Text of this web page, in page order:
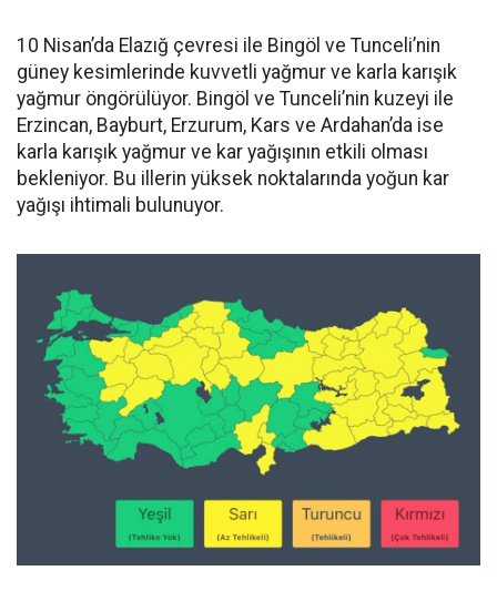
10 Nisan’da Elazığ çevresi ile Bingöl ve Tunceli’nin
güney kesimlerinde kuvvetli yağmur ve karla karışık
yağmur öngörülüyor. Bingöl ve Tunceli’nin kuzeyi ile
Erzincan, Bayburt, Erzurum, Kars ve Ardahan’da ise
karla karışık yağmur ve kar yağışının etkili olması
bekleniyor. Bu illerin yüksek noktalarında yoğun kar
yağışı ihtimali bulunuyor.